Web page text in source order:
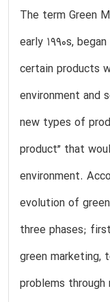
The term Green
early 1990s,
certain products
environment and
new types of
product” that
environment.
evolution of
three phases;
green marketing,
problems through